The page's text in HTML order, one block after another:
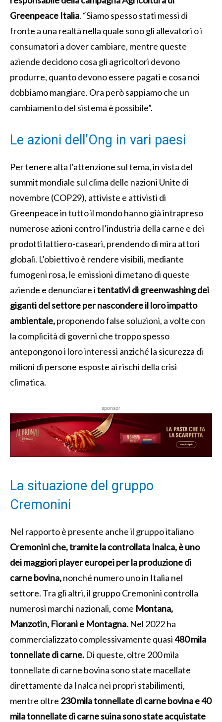
Greenpeace Italia. “Siamo spesso stati messi di
fronte a una realtà nella quale sono gli allevatori o i
consumatori a dover cambiare, mentre queste
aziende decidono cosa gli agricoltori devono
produrre, quanto devono essere pagati e cosa noi
dobbiamo mangiare. Ora però sappiamo che un
cambiamento del sistema è possibile”.
Le azioni dell’Ong in vari paesi
Per tenere alta l’attenzione sul tema, in vista del
summit mondiale sul clima delle nazioni Unite di
novembre (COP29), attiviste e attivisti di
Greenpeace in tutto il mondo hanno già intrapreso
numerose azioni contro l’industria della carne e dei
prodotti lattiero-caseari, prendendo di mira attori
globali. L’obiettivo è rendere visibili, mediante
fumogeni rosa, le emissioni di metano di queste
aziende e denunciare itentativi di greenwashing dei
giganti del settore per nascondere il loro impatto
ambientale,proponendo false soluzioni, a volte con
la complicità di governi che troppo spesso
antepongono i loro interessi anziché la sicurezza di
milioni di persone esposte ai rischi della crisi
climatica.
sponsor
La situazione del gruppo
Cremonini
Nel rapporto è presente anche il gruppo italiano
Cremonini che, tramite la controllata Inalca, è uno
dei maggiori player europei per la produzione di
carne bovina,nonché numero uno in Italia nel
settore. Tra gli altri, il gruppo Cremonini controlla
numerosi marchi nazionali, come Montana,
Manzotin, Fiorani e Montagna. Nel 2022 ha
commercializzato complessivamente quasi480 mila
tonnellate di carne. Di queste, oltre 200 mila
tonnellate di carne bovina sono state macellate
direttamente da Inalca nei propri stabilimenti,
mentre oltre 230 mila tonnellate di carne bovina e 40
mila tonnellate di carne suina sono state acquistate